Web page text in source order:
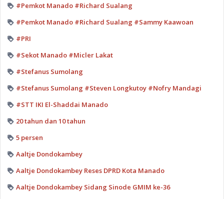
#Pemkot Manado #Richard Sualang
#Pemkot Manado #Richard Sualang #Sammy Kaawoan
#PRI
#Sekot Manado #Micler Lakat
#Stefanus Sumolang
#Stefanus Sumolang #Steven Longkutoy #Nofry Mandagi
#STT IKI El-Shaddai Manado
20 tahun dan 10 tahun
5 persen
Aaltje Dondokambey
Aaltje Dondokambey Reses DPRD Kota Manado
Aaltje Dondokambey Sidang Sinode GMIM ke-36